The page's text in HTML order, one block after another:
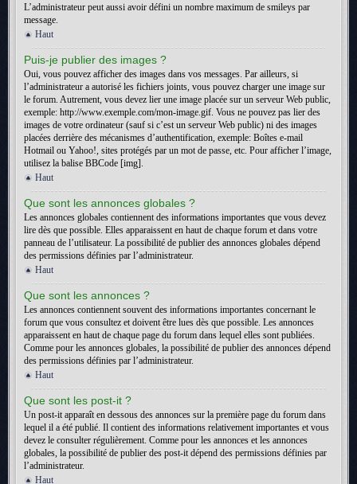
L’administrateur peut aussi avoir défini un nombre maximum de smileys par
message.
Haut
Puis-je publier des images ?
Oui, vous pouvez afficher des images dans vos messages. Par ailleurs, si
l’administrateur a autorisé les fichiers joints, vous pouvez charger une image sur
le forum. Autrement, vous devez lier une image placée sur un serveur Web public,
exemple: http://www.exemple.com/mon-image.gif. Vous ne pouvez pas lier des
images de votre ordinateur (sauf si c’est un serveur Web public) ni des images
placées derrière des mécanismes d’authentification, exemple: Boîtes e-mail
Hotmail ou Yahoo!, sites protégés par un mot de passe, etc. Pour afficher l’image,
utilisez la balise BBCode [img].
Haut
Que sont les annonces globales ?
Les annonces globales contiennent des informations importantes que vous devez
lire dès que possible. Elles apparaissent en haut de chaque forum et dans votre
panneau de l’utilisateur. La possibilité de publier des annonces globales dépend
des permissions définies par l’administrateur.
Haut
Que sont les annonces ?
Les annonces contiennent souvent des informations importantes concernant le
forum que vous consultez et doivent être lues dès que possible. Les annonces
apparaissent en haut de chaque page du forum dans lequel elles sont publiées.
Comme pour les annonces globales, la possibilité de publier des annonces dépend
des permissions définies par l’administrateur.
Haut
Que sont les post-it ?
Un post-it apparaît en dessous des annonces sur la première page du forum dans
lequel il a été publié. Il contient des informations relativement importantes et vous
devez le consulter régulièrement. Comme pour les annonces et les annonces
globales, la possibilité de publier des post-it dépend des permissions définies par
l’administrateur.
Haut